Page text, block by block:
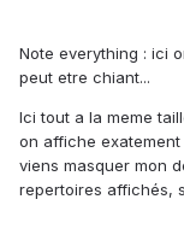
Note everything : ici
peut etre chiant...
Ici tout a la meme
on affiche
viens masquer mon
repertoires affichés,